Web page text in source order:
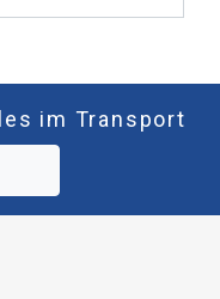
im Transport